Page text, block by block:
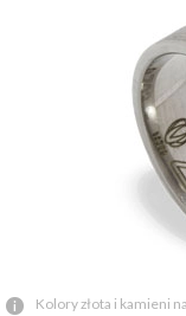
Kolory złota i kamieni